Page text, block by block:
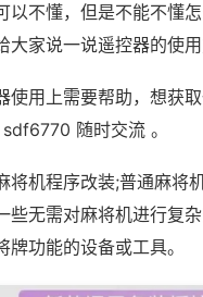
以不懂，但是不能不懂
大家说一说遥控器的使用
使用上需要帮助，想获
随时交流 。
将机程序改装;普通麻将
些无需对麻将机进行复
牌功能的设备或工具。